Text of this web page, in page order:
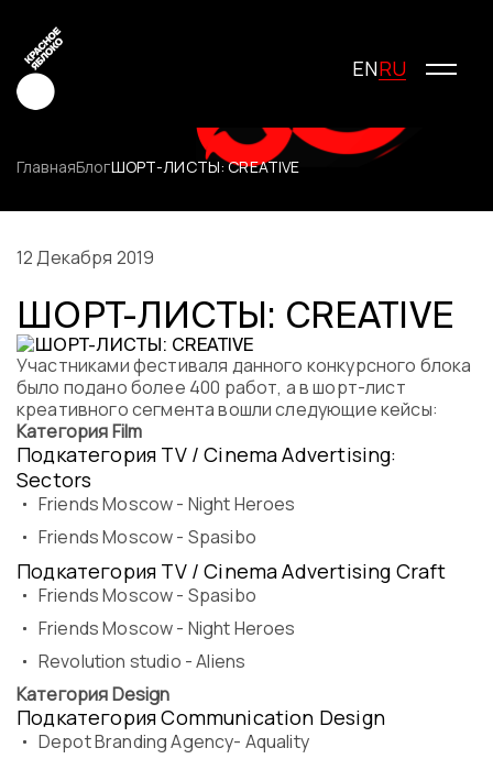
ENRU
Медиа
Молодые креаторы
О фестивале
История фестиваля
Условия участия
Жюри
Победители
Специальные награды
Программа
Часто задаваемые вопросы
Партнеры
Контакты
Цикл лекций
ВОЙТИ
ГлавнаяБлогШОРТ-ЛИСТЫ: CREATIVE
12 Декабря 2019
ШОРТ-ЛИСТЫ: CREATIVE
Участниками фестиваля данного конкурсного блока
было подано более 400 работ, а в шорт-лист
креативного сегмента вошли следующие кейсы:
Категория Film
Подкатегория TV / Cinema Advertising:
Sectors
Friends Moscow - Night Heroes
Friends Moscow - Spasibo
Подкатегория TV / Cinema Advertising Craft
Friends Moscow - Spasibo
Friends Moscow - Night Heroes
Revolution studio - Aliens
Категория Design
Подкатегория Communication Design
Depot Branding Agency- Aquality